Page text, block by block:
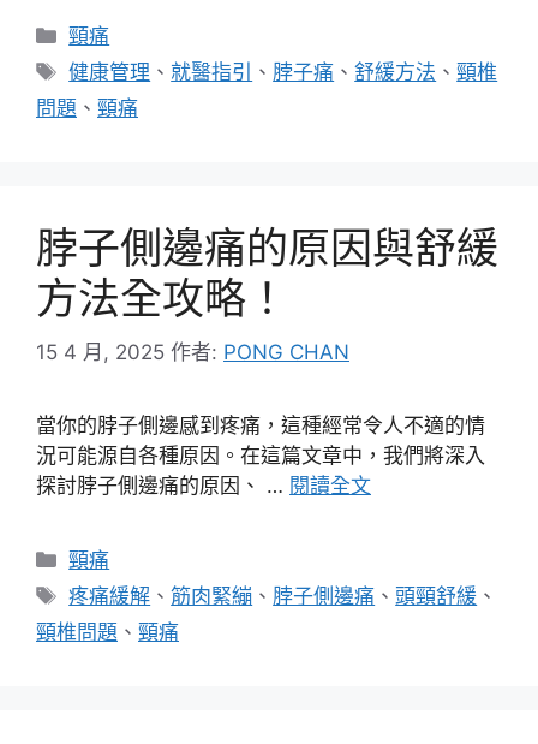
分
類
頸痛
標
籤
健康管理 、 就醫指引 、 脖子痛 、舒緩方法 、頸椎
問題 、 頸痛
脖子側邊痛的原因與舒緩
方法全攻略！
15 4 月, 2025 作者: PONG CHAN
當你的脖子側邊感到疼痛，這種經常令人不適的情
況可能源自各種原因。在這篇文章中，我們將深入
探討脖子側邊痛的原因、 … 閱讀全文
分
類
頸痛
標
籤
疼痛緩解 、筋肉緊繃 、 脖子側邊痛 、頭頸舒緩 、
頸椎問題 、 頸痛